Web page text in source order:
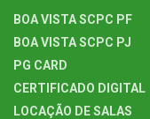
BOA VISTA SCPC PF
BOA VISTA SCPC PJ
PG CARD
CERTIFICADO DIGITAL
LOCAÇÃO DE SALAS